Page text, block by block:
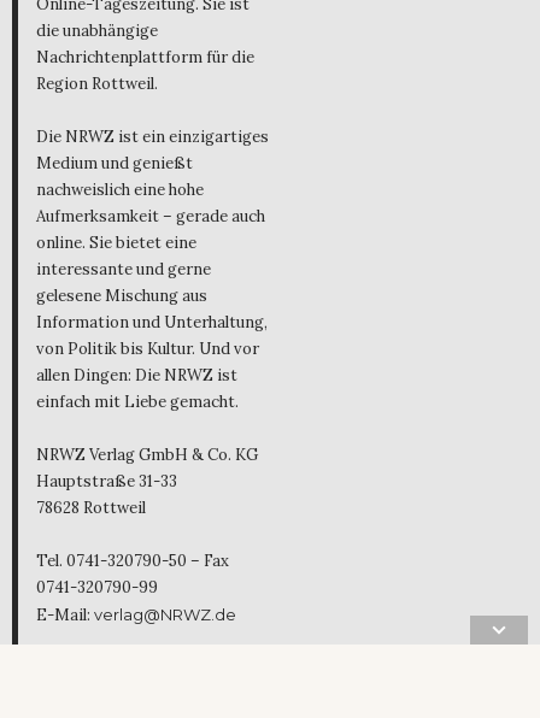
die unabhängige
Nachrichtenplattform für die
Region Rottweil.
Die NRWZ ist ein einzigartiges
Medium und genießt
nachweislich eine hohe
Aufmerksamkeit – gerade auch
online. Sie bietet eine
interessante und gerne
gelesene Mischung aus
Information und Unterhaltung,
von Politik bis Kultur. Und vor
allen Dingen: Die NRWZ ist
einfach mit Liebe gemacht.
NRWZ Verlag GmbH & Co. KG
Hauptstraße 31-33
78628 Rottweil
Tel. 0741-320790-50 – Fax
0741-320790-99
E-Mail: verlag@NRWZ.de